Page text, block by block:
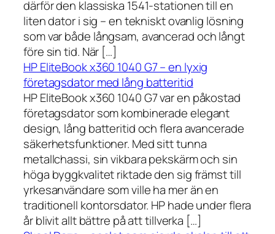
därför den klassiska 1541-stationen till en
liten dator i sig – en tekniskt ovanlig lösning
som var både långsam, avancerad och långt
före sin tid. När […]
HP EliteBook x360 1040 G7 – en lyxig
företagsdator med lång batteritid
HP EliteBook x360 1040 G7 var en påkostad
företagsdator som kombinerade elegant
design, lång batteritid och flera avancerade
säkerhetsfunktioner. Med sitt tunna
metallchassi, sin vikbara pekskärm och sin
höga byggkvalitet riktade den sig främst till
yrkesanvändare som ville ha mer än en
traditionell kontorsdator. HP hade under flera
år blivit allt bättre på att tillverka […]